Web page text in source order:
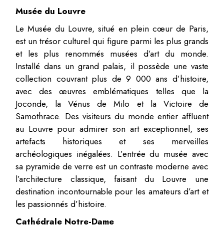
Musée du Louvre
Le Musée du Louvre, situé en plein cœur de Paris,
est un trésor culturel qui figure parmi les plus grands
et les plus renommés musées d’art du monde.
Installé dans un grand palais, il possède une vaste
collection couvrant plus de 9 000 ans d’histoire,
avec des œuvres emblématiques telles que la
Joconde, la Vénus de Milo et la Victoire de
Samothrace. Des visiteurs du monde entier affluent
au Louvre pour admirer son art exceptionnel, ses
artefacts historiques et ses merveilles
archéologiques inégalées. L’entrée du musée avec
sa pyramide de verre est un contraste moderne avec
l’architecture classique, faisant du Louvre une
destination incontournable pour les amateurs d’art et
les passionnés d’histoire.
Cathédrale Notre-Dame